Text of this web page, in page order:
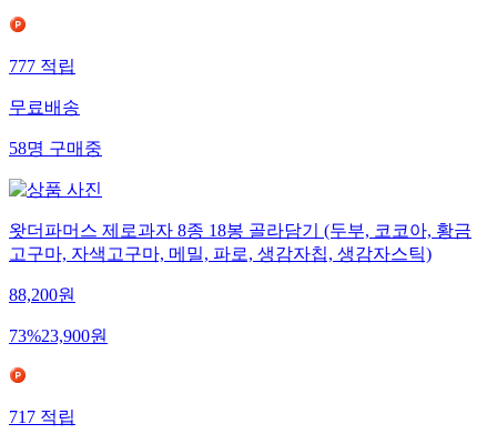
777적립
무료배송
58명구매중
왓더파머스 제로과자 8종 18봉 골라담기 (두부, 코코아, 황금
고구마, 자색고구마, 메밀, 파로, 생감자칩, 생감자스틱)
88,200원
73%23,900원
717적립